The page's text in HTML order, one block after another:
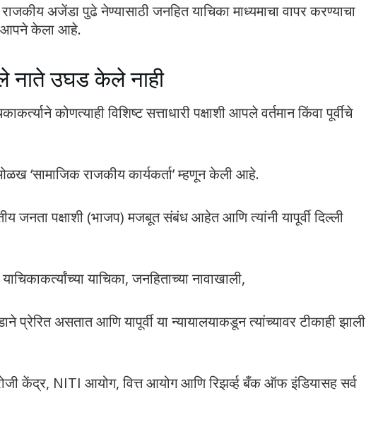
राजकीय अजेंडा पुढे नेण्यासाठी जनहित याचिका माध्यमाचा वापर करण्याचा
आपने केला आहे.
नाते उघड केले नाही
कोणत्याही विशिष्ट सत्ताधारी पक्षाशी आपले वर्तमान किंवा पूर्वीचे
‘सामाजिक राजकीय कार्यकर्ता’ म्हणून केली आहे.
जनता पक्षाशी (भाजप) मजबूत संबंध आहेत आणि त्यांनी यापूर्वी दिल्ली
याचिका, जनहिताच्या नावाखाली,
प्रेरित असतात आणि यापूर्वी या न्यायालयाकडून त्यांच्यावर टीकाही झाली
केंद्र, NITI आयोग, वित्त आयोग आणि रिझर्व्ह बँक ऑफ इंडियासह सर्व